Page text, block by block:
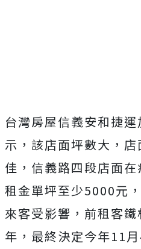
台灣房屋信義安和捷
示，該店面坪數大，
佳，信義路四段店面在
租金單坪至少5000元
來客受影響，前租客
年，最終決定今年11